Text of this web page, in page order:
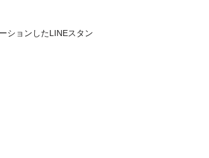
ションしたLINEスタン